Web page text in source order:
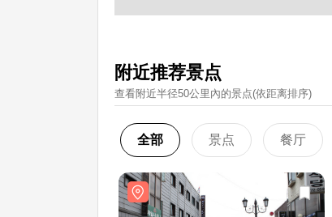
附近推荐景点
查看附近半径50公里內的景点(依距离排序)
全部 景点 餐厅